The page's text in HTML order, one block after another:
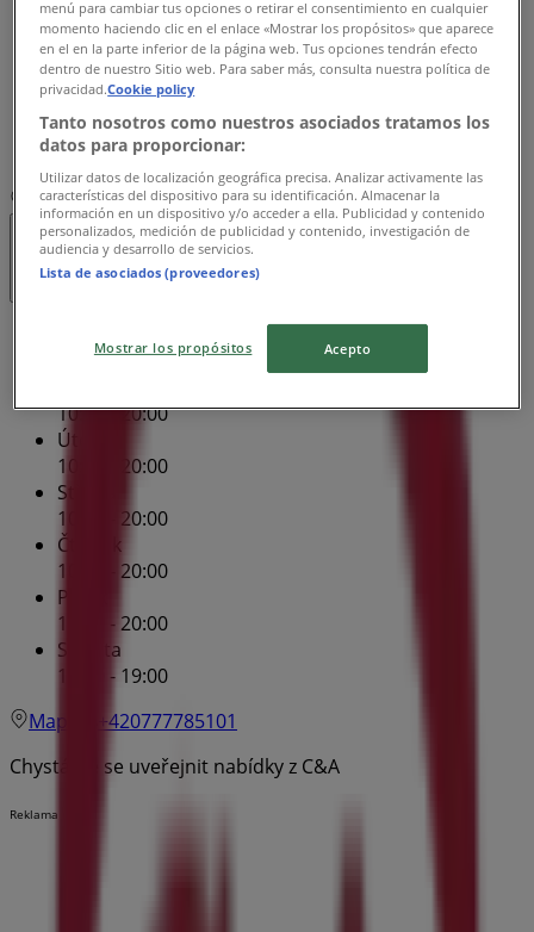
Čtvrtek
10:00 - 20:00
Pátek
10:00 - 20:00
Sobota
10:00 - 19:00
Mapa
+420777785101
Otevřeno Do 20:00
11:00 - 19:00
10:00 - 20:00
Úterý
10:00 - 20:00
Středa
10:00 - 20:00
Čtvrtek
10:00 - 20:00
Pátek
10:00 - 20:00
Sobota
10:00 - 19:00
Mapa
+420777785101
Chystáme se uveřejnit nabídky z C&A
Reklama
menú para cambiar tus opciones o retirar el consentimiento en cualquier
momento haciendo clic en el enlace «Mostrar los propósitos» que aparece
en el en la parte inferior de la página web. Tus opciones tendrán efecto
dentro de nuestro Sitio web. Para saber más, consulta nuestra política de
privacidad.Cookie policy
Tanto nosotros como nuestros asociados tratamos los
datos para proporcionar:
Utilizar datos de localización geográfica precisa. Analizar activamente las
características del dispositivo para su identificación. Almacenar la
información en un dispositivo y/o acceder a ella. Publicidad y contenido
personalizados, medición de publicidad y contenido, investigación de
audiencia y desarrollo de servicios.
Lista de asociados (proveedores)
Mostrar los propósitos Acepto